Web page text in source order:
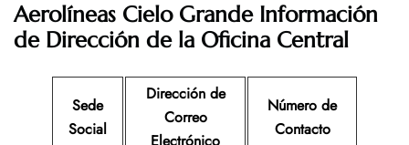
Aerolíneas Cielo Grande Información
de Dirección de la Oficina Central
Sede
Social
Dirección de
Correo
Número de
Contacto